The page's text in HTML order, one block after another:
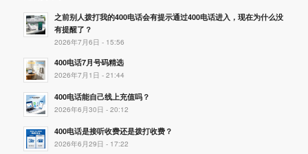
之前别人拨打我的400电话会有提示通过400电话进入，现在为什么没
有提醒了？
2026年7月6日 - 15:56
400电话7月号码精选
2026年7月1日 - 21:44
400电话能自己线上充值吗？
2026年6月30日 - 20:12
400电话是接听收费还是拨打收费？
2026年6月29日 - 17:22